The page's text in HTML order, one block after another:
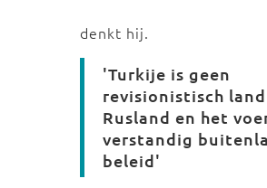
denkt hij.
'Turkije is geen
revisionistisch
Rusland en het
verstandig
beleid'